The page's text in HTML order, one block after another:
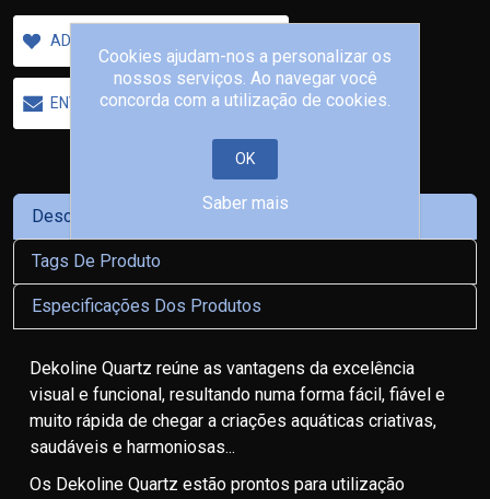
ADICIONAR A LISTA DE DESEJOS
ENVIAR A UM AMIGO
Descrição
Tags De Produto
Especificações Dos Produtos
Dekoline Quartz reúne as vantagens da excelência
visual e funcional, resultando numa forma fácil, fiável e
muito rápida de chegar a criações aquáticas criativas,
saudáveis e harmoniosas...
Os Dekoline Quartz estão prontos para utilização
Cookies ajudam-nos a personalizar os
nossos serviços. Ao navegar você
concorda com a utilização de cookies.
OK
Saber mais